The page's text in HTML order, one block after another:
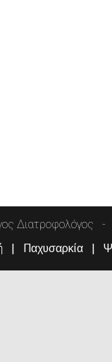
Διατροφολόγος
Παχυσαρκία